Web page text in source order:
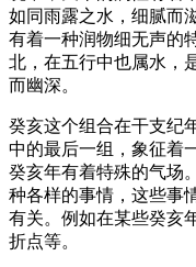
如同雨露之水，细腻而
有着一种润物细无声的
北，在五行中也属水，
而幽深。
癸亥这个组合在干支纪
中的最后一组，象征着
癸亥年有着特殊的气场
种各样的事情，这些事
有关。例如在某些癸亥
折点等。